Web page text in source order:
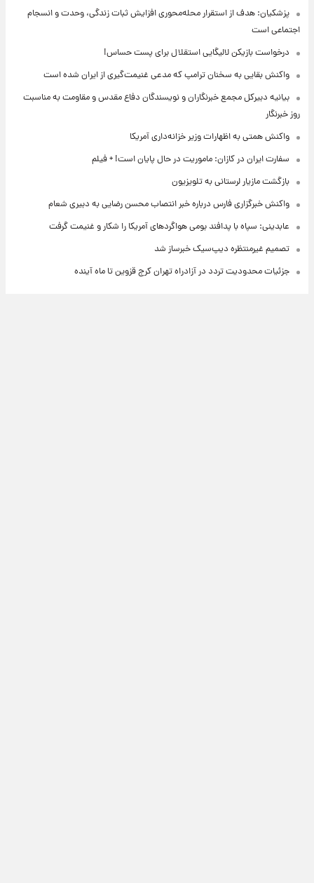
پزشکیان: هدف از استقرار محله‌محوری افزایش ثبات زندگی، وحدت و انسجام
اجتماعی است
درخواست بازیکن لالیگایی استقلال برای پست حساس!
واکنش بقایی به سخنان ترامپ که مدعی غنیمت‌گیری از ایران شده است
بیانیه دبیرکل مجمع خبرنگاران و نویسندگان دفاع مقدس و مقاومت به مناسبت
روز خبرنگار
واکنش همتی به اظهارات وزیر خزانه‌داری آمریکا
سفارت ایران در کازان: ماموریت در حال پایان است! + فیلم
بازگشت مازیار لرستانی به تلویزیون
واکنش خبرگزاری فارس درباره خبر انتصاب محسن رضایی به دبیری شعام
عابدینی: سپاه با پدافند بومی هواگردهای آمریکا را شکار و غنیمت گرفت
تصمیم غیرمنتظره دیپ‌سیک خبرساز شد
جزئیات محدودیت تردد در آزادراه تهران کرج قزوین تا ماه آینده